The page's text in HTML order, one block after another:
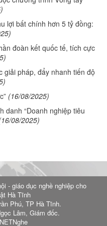
lợi bất chính hơn 5 tỷ đồng:
đoàn kết quốc tế, tích cực
giải pháp, đẩy nhanh tiến độ
(16/08/2025)
danh “Doanh nghiệp tiêu
08/2025)
- giáo dục nghề nghiệp cho
Hà Tĩnh
Phú, TP Hà Tĩnh.
Lâm, Giám đốc.